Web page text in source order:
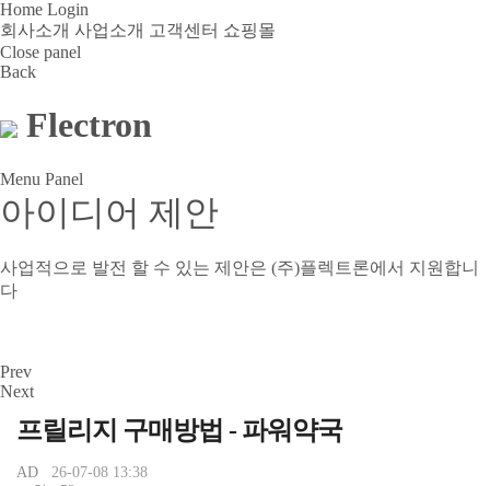
Home Login
회사소개 사업소개 고객센터 쇼핑몰
Close panel
Back
Flectron
Menu Panel
아이디어 제안
사업적으로 발전 할 수 있는 제안은 (주)플렉트론에서 지원합니
다
Prev
Next
프릴리지 구매방법 - 파워약국
AD 26-07-08 13:38